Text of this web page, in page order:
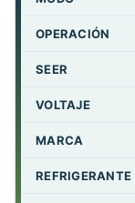
OPERACIÓN
SEER
VOLTAJE
MARCA
REFRIGERANTE